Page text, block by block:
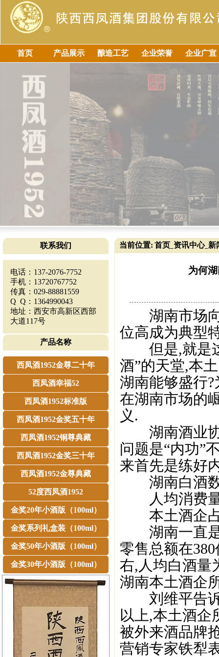
首页 产品展示 酿造工艺 企业荣誉 企业广宣
联系我们
电话：137-2076-7752
手机：13720767752
传真：029-88881559
Q Q：1364990043
地址：西安市高新区西部
大道117号
产品名称
西凤酒1952金尊二十年
西凤酒幸福52
西凤酒1952标准版
西凤酒1952金奖五十年
西凤酒1952铜尊典藏
西凤酒1952金奖三十年
西凤酒1952金尊典藏
52度西凤酒1952
金奖20年小酒版（100ml）
金奖系列礼盒装（100ml）
金奖50年小酒版（100ml）
金奖30年小酒版（100ml）
当前位置: 首页 资讯中心_ 新
为何
湖南市场向
位高成为典型
但是,就是这
酒”的天堂,本
湖南能够盛行
在湖南市场的
义.
湖南酒业协
问题是“内功”
来首先是练好
湖南白酒
人均消费量
本土酒企占
湖南一直是
零售总额在
右,人均白酒量
湖南本土酒企
刘维平告诉
以上,本土酒企
被外来酒品牌
营销专家铁犁